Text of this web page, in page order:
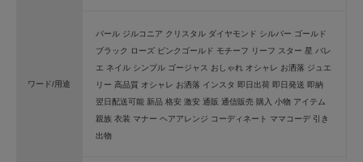
ワード/用途
パール ジルコニア クリスタル ダイヤモンド シルバー ゴールド
ブラック ローズ ピンクゴールド モチーフ リーフ スター 星 バレ
エ ネイル シンプル ゴージャス おしゃれ オシャレ お洒落 ジュエ
リー 高品質 オシャレ お洒落 インスタ 即日出荷 即日発送 即納
翌日配送可能 新品 格安 激安 通販 通信販売 購入 小物 アイテム
親族 衣装 マナー ヘアアレンジ コーディネート ママコーデ 引き
出物